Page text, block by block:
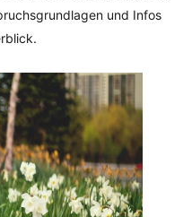
und Infos